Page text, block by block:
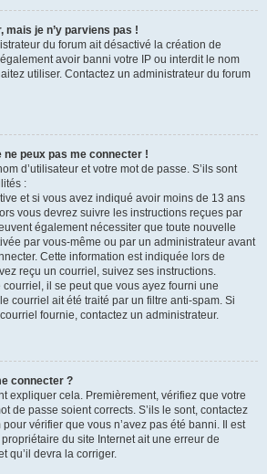
mais je n’y parviens pas !
du forum ait désactivé la création de
avoir banni votre IP ou interdit le nom
utiliser. Contactez un administrateur du forum
peux pas me connecter !
d’utilisateur et votre mot de passe. S’ils sont
:
et si vous avez indiqué avoir moins de 13 ans
vous devrez suivre les instructions reçues par
également nécessiter que toute nouvelle
par vous-même ou par un administrateur avant
Cette information est indiquée lors de
reçu un courriel, suivez ses instructions.
courriel, il se peut que vous ayez fourni une
courriel ait été traité par un filtre anti-spam. Si
fournie, contactez un administrateur.
connecter ?
expliquer cela. Premièrement, vérifiez que votre
de passe soient corrects. S’ils le sont, contactez
vérifier que vous n’avez pas été banni. Il est
du site Internet ait une erreur de
qu’il devra la corriger.